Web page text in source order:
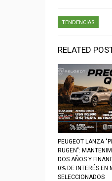
TENDENCIAS
RELATED
PEUGEOT LANZA
RUGEN":
DOS AÑOS Y
0% DE INTERÉS EN
SELECCIONADOS